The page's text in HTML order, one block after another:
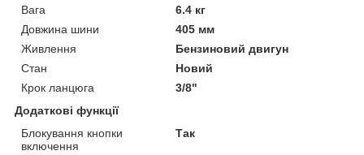
Вага
6.4 кг
Довжина шини
405 мм
Живлення
Бензиновий двигун
Стан
Новий
Крок ланцюга
3/8"
Додаткові функції
Блокування кнопки
включення
Так